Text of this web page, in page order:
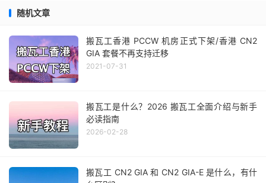
随机文章
搬瓦工香港 PCCW 机房正式下架/香港 CN2
GIA 套餐不再支持迁移
2021-07-31
搬瓦工是什么？2026 搬瓦工全面介绍与新手
必读指南
2026-02-28
搬瓦工 CN2 GIA 和 CN2 GIA-E 是什么，有什